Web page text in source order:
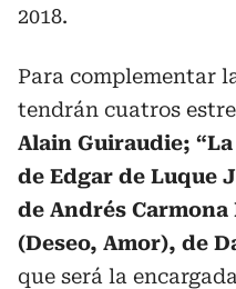
2018.
Para complementar
tendrán cuatros
Alain Guiraudie;
de Edgar de Luque
de Andrés Carmona
(Deseo, Amor), de
que será la